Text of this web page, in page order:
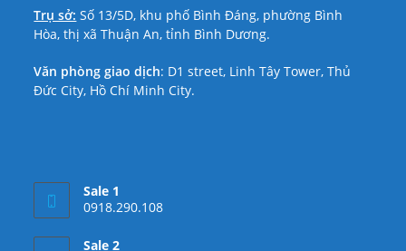
Trụ sở: Số 13/5D, khu phố Bình Đáng, phường Bình
Hòa, thị xã Thuận An, tỉnh Bình Dương.
Văn phòng giao dịch: D1 street, Linh Tây Tower, Thủ
Đức City, Hồ Chí Minh City.
Sale 1
0918.290.108
Sale 2